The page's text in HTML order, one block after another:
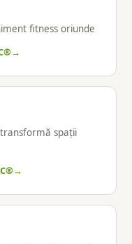
fitness oriunde
spații